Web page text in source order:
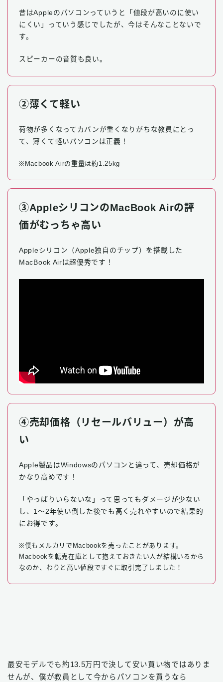
昔はAppleのパソコンっていうと「値段が高いのに使い
にくい」っていう感じでしたが、今はそんなことないで
す。
スピーカーの音質も良い。
②薄くて軽い
荷物が多くなってカバンが重くなりがちな教員にとっ
て、薄くて軽いパソコンは正義！
※Macbook Airの重量は約1.25kg
③AppleシリコンのMacBook Airの評
価がむっちゃ高い
Appleシリコン（Apple独自のチップ）を搭載した
MacBook Airは超優秀です！
④売却価格（リセールバリュー）が高
い
Apple製品はWindowsのパソコンと違って、売却価格が
かなり高めです！
「やっぱりいらないな」って思ってもダメージが少ない
し、1〜2年使い倒した後でも高く売れやすいので結果的
にお得です。
※僕もメルカリでMacbookを売ったことがあります。
Macbookを転売在庫として抱えておきたい人が結構いるから
なのか、わりと高い値段ですぐに取引完了しました！
最安モデルでも約13.5万円で決して安い買い物ではありま
せんが、僕が教員として今からパソコンを買うなら